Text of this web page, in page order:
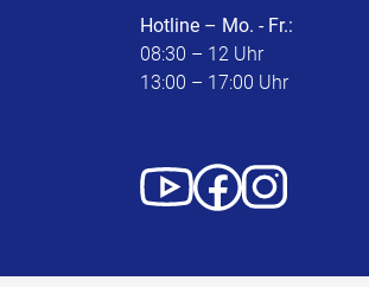
Hotline – Mo. - Fr.:
08:30 – 12 Uhr
13:00 – 17:00 Uhr